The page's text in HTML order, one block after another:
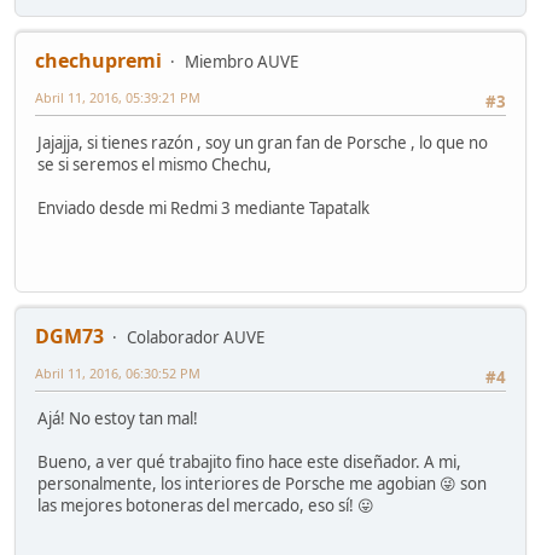
chechupremi
Miembro AUVE
#3
Abril 11, 2016, 05:39:21 PM
Jajajja, si tienes razón , soy un gran fan de Porsche , lo que no
se si seremos el mismo Chechu,
Enviado desde mi Redmi 3 mediante Tapatalk
DGM73
Colaborador AUVE
#4
Abril 11, 2016, 06:30:52 PM
Ajá! No estoy tan mal!
Bueno, a ver qué trabajito fino hace este diseñador. A mi,
personalmente, los interiores de Porsche me agobian 😜 son
las mejores botoneras del mercado, eso sí! 😛